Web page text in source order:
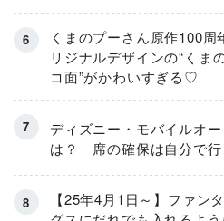
くまのプーさん原作100
リジナルデザインの“くま
コ面”がかわいすぎる♡
ディズニー・モバイルオ
は？ 席の確保は自分で行
【25年4月1日～】ファン